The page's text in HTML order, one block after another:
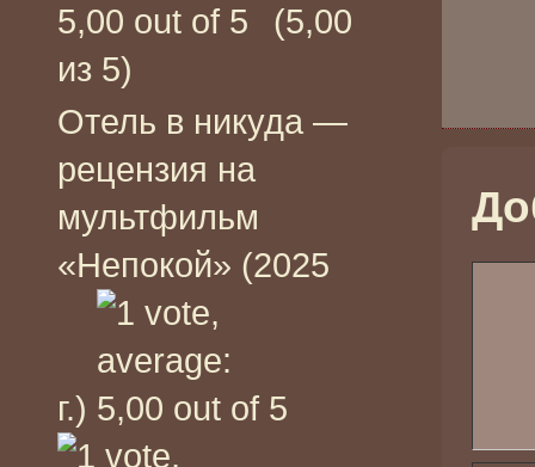
(5,00
из 5)
Отель в никуда —
рецензия на
мультфильм
«Непокой» (2025
г.)